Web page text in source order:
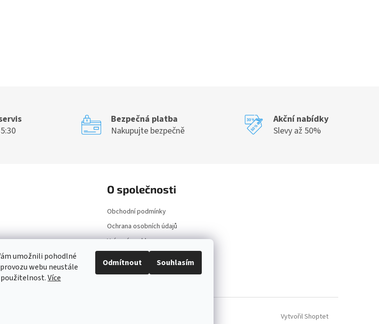
umožnili pohodlné
webu neustále
použitelnost.Více
Odmítnout Souhlasím
Bezpečná platba
Nakupujte bezpečně
Akční nabídky
Slevy až 50%
O společnosti
Obchodní podmínky
Ochrana osobních údajů
Vrácení a reklamace
Vytvořil Shoptet